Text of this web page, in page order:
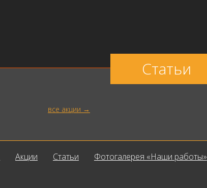
все акции
Статьи
Акции Статьи Фотогалерея «Наши работы»